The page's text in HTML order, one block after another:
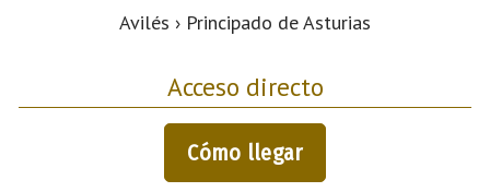
Avilés › Principado de Asturias
Acceso directo
Cómo llegar